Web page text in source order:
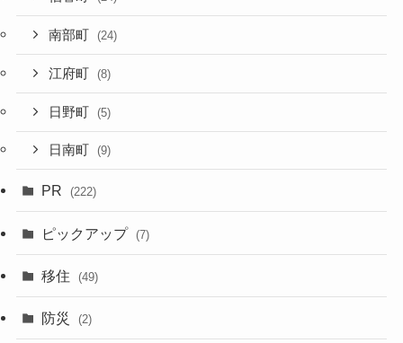
南部町 (24)
江府町 (8)
日野町 (5)
日南町 (9)
PR (222)
ピックアップ (7)
移住 (49)
防災 (2)